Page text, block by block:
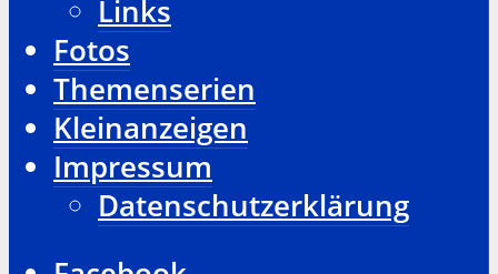
Links
Fotos
Themenserien
Kleinanzeigen
Impressum
Datenschutzerklärung